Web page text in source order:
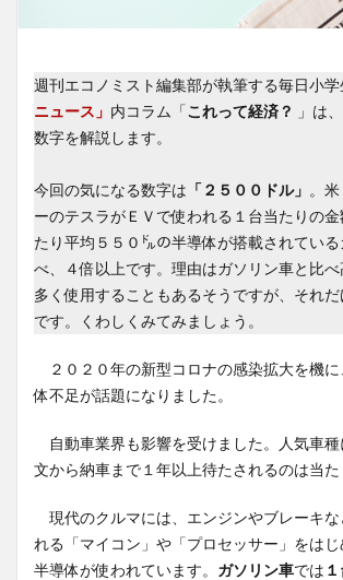
週刊エコノミスト編集部が執筆する毎日小
ニュース」 内コラム「これって経済？
」は
数字を解説します。
今回の気になる数字は 「２５００ドル」 。
ーのテスラがＥＶで使われる１台当たりの
たり平均５５０㌦の半導体が搭載されてい
べ、４倍以上です。理由はガソリン車と比
多く使用することもあるそうですが、それだ
です。くわしくみてみましょう。
２０２０年の新型コロナの感染拡大を機
体不足が話題になりました。
自動車業界も影響を受けました。人気車種
文から納車まで１年以上待たされるのは当た
現代のクルマには、エンジンやブレーキな
れる「マイコン」や「プロセッサー」をは
半導体が使われています。 ガソリン車では